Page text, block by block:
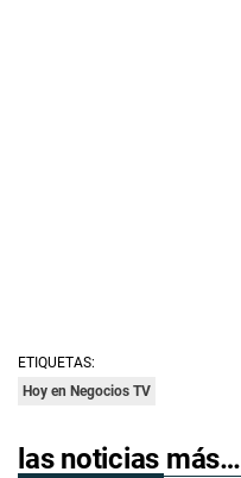
ETIQUETAS:
Hoy en Negocios TV
las noticias más…